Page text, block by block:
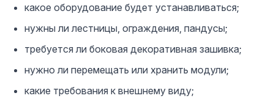
какое оборудование будет устанавливаться;
нужны ли лестницы, ограждения, пандусы;
требуется ли боковая декоративная зашивка;
нужно ли перемещать или хранить модули;
какие требования к внешнему виду;